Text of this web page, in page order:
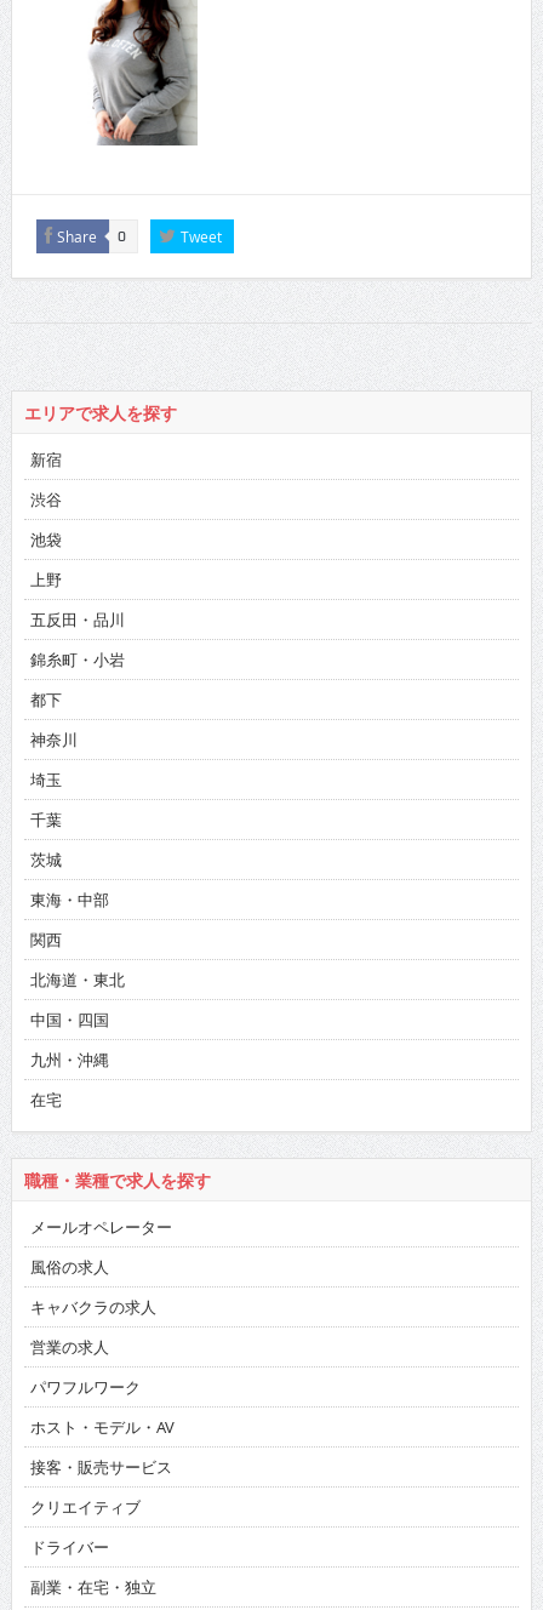
Share 0 Tweet
エリアで求人を探す
新宿
渋谷
池袋
上野
五反田・品川
錦糸町・小岩
都下
神奈川
埼玉
千葉
茨城
東海・中部
関西
北海道・東北
中国・四国
九州・沖縄
在宅
職種・業種で求人を探す
メールオペレーター
風俗の求人
キャバクラの求人
営業の求人
パワフルワーク
ホスト・モデル・AV
接客・販売サービス
クリエイティブ
ドライバー
副業・在宅・独立